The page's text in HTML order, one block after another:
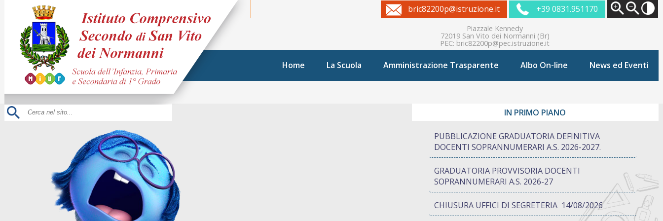
bric82200p@istruzione.it +39 0831.951170
Piazzale Kennedy
72019 San Vito dei Normanni (Br)
PEC: bric82200p@pec.istruzione.it
Home La Scuola Amministrazione Trasparente Albo On-line News ed Eventi
IN PRIMO PIANO
PUBBLICAZIONE GRADUATORIA DEFINITIVA
DOCENTI SOPRANNUMERARI A.S. 2026-2027.
GRADUATORIA PROVVISORIA DOCENTI
SOPRANNUMERARI A.S. 2026-27
CHIUSURA UFFICI DI SEGRETERIA 14/08/2026